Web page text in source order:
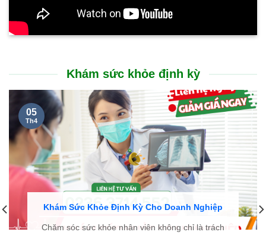
Khám sức khỏe định kỳ
Khám Sức Khỏe Định Kỳ Cho Doanh Nghiệp
Chăm sóc sức khỏe nhân viên không chỉ là trách
05
Th4